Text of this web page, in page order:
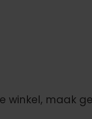
winkel, maak